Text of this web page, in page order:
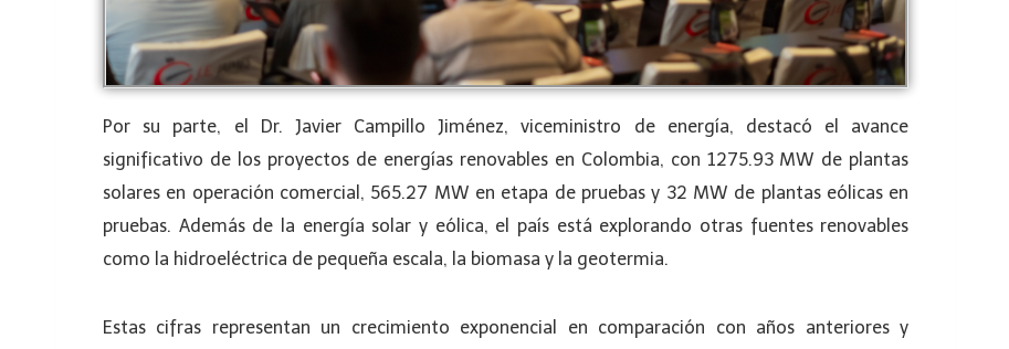
Por su parte, el Dr. Javier Campillo Jiménez, viceministro de energía, destacó el avance
significativo de los proyectos de energías renovables en Colombia, con 1275.93 MW de plantas
solares en operación comercial, 565.27 MW en etapa de pruebas y 32 MW de plantas eólicas en
pruebas. Además de la energía solar y eólica, el país está explorando otras fuentes renovables
como la hidroeléctrica de pequeña escala, la biomasa y la geotermia.
Estas cifras representan un crecimiento exponencial en comparación con años anteriores y